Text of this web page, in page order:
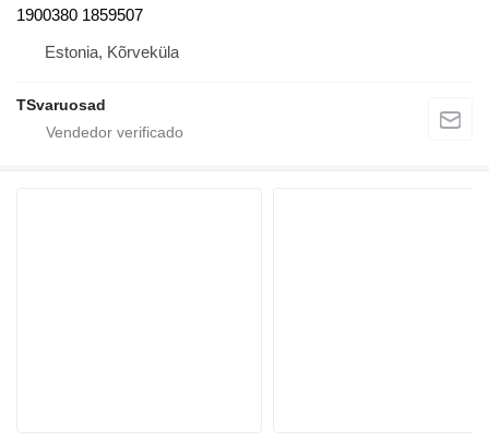
1900380 1859507
Estonia, Kõrveküla
TSvaruosad